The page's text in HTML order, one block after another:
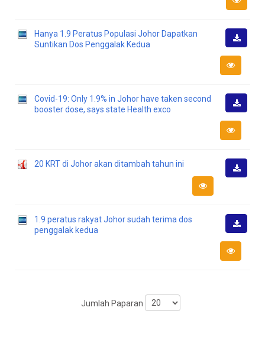
Hanya 1.9 Peratus Populasi Johor Dapatkan
Suntikan Dos Penggalak Kedua
Turun
Covid-19: Only 1.9% in Johor have taken second
booster dose, says state Health exco
Turun
20 KRT di Johor akan ditambah tahun ini
1.9 peratus rakyat Johor sudah terima dos
penggalak kedua
Turun
Jumlah Paparan